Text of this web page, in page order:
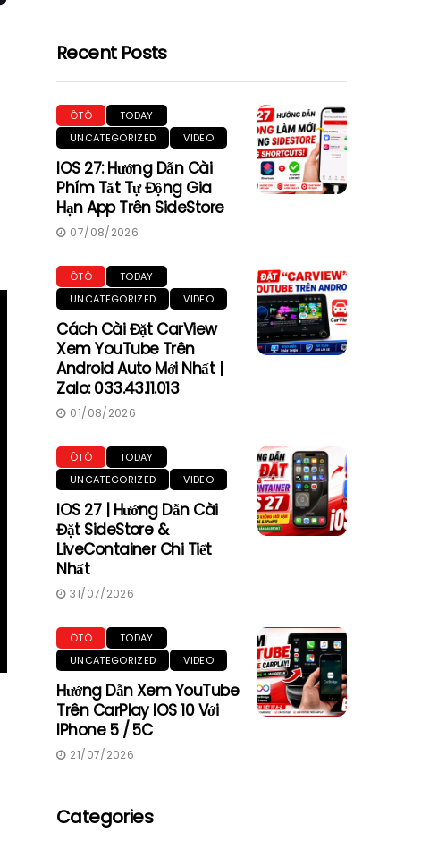
Recent Posts
ÔTÔ
TODAY
UNCATEGORIZED
VIDEO
IOS 27: Hướng Dẫn Cài
Phím Tắt Tự Động Gia
Hạn App Trên SideStore
07/08/2026
ÔTÔ
TODAY
UNCATEGORIZED
VIDEO
Cách Cài Đặt CarView
Xem YouTube Trên
Android Auto Mới Nhất |
Zalo: 033.43.11.013
01/08/2026
ÔTÔ
TODAY
UNCATEGORIZED
VIDEO
IOS 27 | Hướng Dẫn Cài
Đặt SideStore &
LiveContainer Chi Tiết
Nhất
31/07/2026
ÔTÔ
TODAY
UNCATEGORIZED
VIDEO
Hướng Dẫn Xem YouTube
Trên CarPlay IOS 10 Với
IPhone 5 / 5C
21/07/2026
Categories